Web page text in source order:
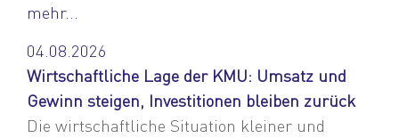
mehr...
04.08.2026
Wirtschaftliche Lage der KMU: Umsatz und
Gewinn steigen, Investitionen bleiben zurück
Die wirtschaftliche Situation kleiner und